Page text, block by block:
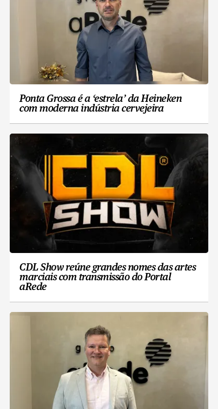
Ponta Grossa é a ‘estrela’ da Heineken
com moderna indústria cervejeira
CDL Show reúne grandes nomes das artes
marciais com transmissão do Portal
aRede